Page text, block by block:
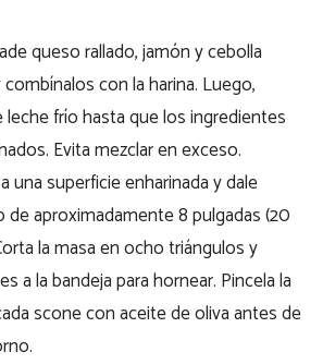
queso rallado, jamón y cebolla
con la harina. Luego,
frío hasta que los ingredientes
Evita mezclar en exceso.
una superficie enharinada y dale
aproximadamente 8 pulgadas (20
la masa en ocho triángulos y
a la bandeja para hornear. Pincela la
scone con aceite de oliva antes de